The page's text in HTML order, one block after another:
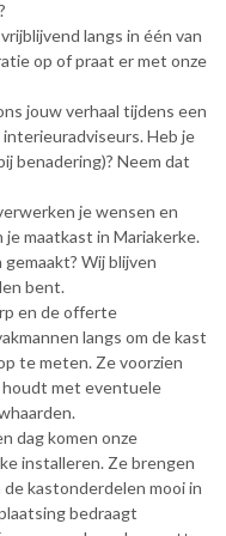
langs in één van
op of praat er met onze
jouw verhaal tijdens een
Heb je
benadering)? Neem dat
je wensen en
maatkast in Mariakerke.
Wij blijven
bent.
en de offerte
langs om de kast
te meten. Ze voorzien
met eventuele
dag komen onze
installeren. Ze brengen
kastonderdelen mooi in
bedraagt